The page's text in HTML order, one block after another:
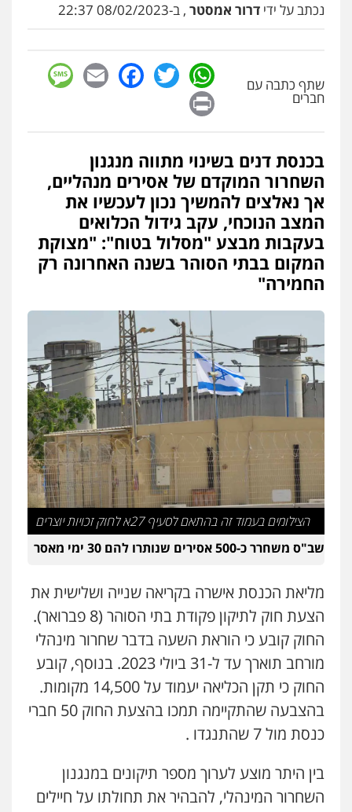
נכתב על ידי דרור אמסטר , ב-08/02/2023 22:37
שתף כתבה עם
חברים
WhatsApp
Twitter
Facebook
Email
בכנסת דנים בשינוי מתווה מנגנון
השחרור המוקדם של אסירים מנהליים,
אך נאלצים להמשיך נכון לעכשיו את
המצב הנוכחי, עקב גידול הכלואים
בעקבות מבצע "מסלול בטוח": "מצוקת
המקום בבתי הסוהר בשנה האחרונה רק
החמירה"
הצילומים בעמוד זה בהתאם לסעיף 27א לחוק זכויות יוצרים
שב"ס משחרר כ-500 אסירים שנותרו להם 30 ימי מאסר
מליאת הכנסת אישרה בקריאה שנייה ושלישית את
הצעת חוק לתיקון פקודת בתי הסוהר (8 פברואר).
החוק קובע כי הוראת השעה בדבר שחרור מינהלי
מורחב תוארך עד ל-31 ביולי 2023. בנוסף, קובע
החוק כי תקן הכליאה יעמוד על 14,500 מקומות.
בהצבעה שהתקיימה תמכו בהצעת החוק 50 חברי
כנסת מול 7 שהתנגדו .
בין היתר מוצע לערוך מספר תיקונים במנגנון
השחרור המינהלי, להבהיר את תחולתו על חיילים